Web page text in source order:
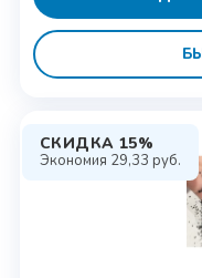
СКИДКА 15%
Экономия 29,33 руб.